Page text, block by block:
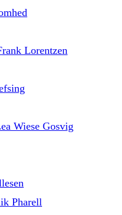
Lorentzen
Wiese Gosvig
Pharell